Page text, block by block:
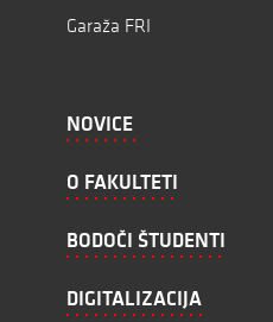
Garaža FRI
NOVICE
O FAKULTETI
BODOČI ŠTUDENTI
DIGITALIZACIJA